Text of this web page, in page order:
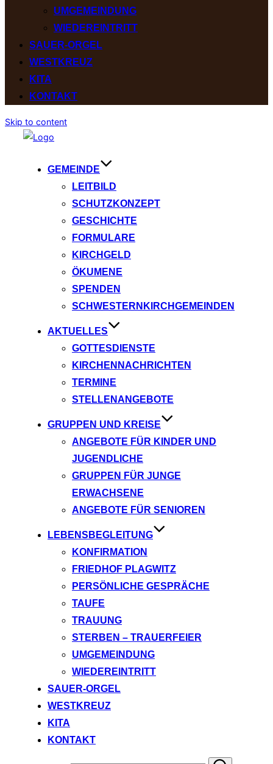
UMGEMEINDUNG
WIEDEREINTRITT
SAUER-ORGEL
WESTKREUZ
KITA
KONTAKT
Skip to content
GEMEINDE
LEITBILD
SCHUTZKONZEPT
GESCHICHTE
FORMULARE
KIRCHGELD
ÖKUMENE
SPENDEN
SCHWESTERNKIRCHGEMEINDEN
AKTUELLES
GOTTESDIENSTE
KIRCHENNACHRICHTEN
TERMINE
STELLENANGEBOTE
GRUPPEN UND KREISE
ANGEBOTE FÜR KINDER UND
JUGENDLICHE
GRUPPEN FÜR JUNGE
ERWACHSENE
ANGEBOTE FÜR SENIOREN
LEBENSBEGLEITUNG
KONFIRMATION
FRIEDHOF PLAGWITZ
PERSÖNLICHE GESPRÄCHE
TAUFE
TRAUUNG
STERBEN – TRAUERFEIER
UMGEMEINDUNG
WIEDEREINTRITT
SAUER-ORGEL
WESTKREUZ
KITA
KONTAKT